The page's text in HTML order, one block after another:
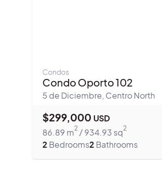
Condos
Condo Oporto 102
5 de Diciembre, Centro North
$299,000 USD
86.89 m2 /934.93 sq2
2 Bedrooms2 Bathrooms